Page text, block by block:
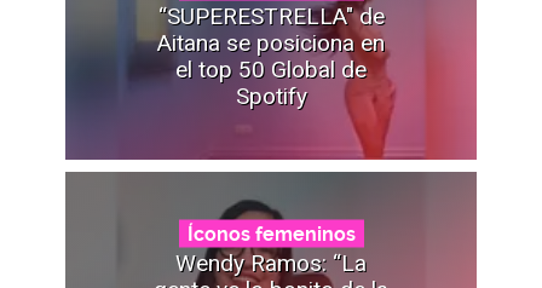
“SUPERESTRELLA" de
Aitana se posiciona en
el top 50 Global de
Spotify
Íconos femeninos
Wendy Ramos: “La